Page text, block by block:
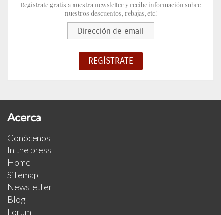
Regístrate gratis a nuestra newsletter y recibe información sobre
nuestros descuentos, rebajas, etc!
Acerca
Conócenos
In the press
Home
Sitemap
Newsletter
Blog
Forum